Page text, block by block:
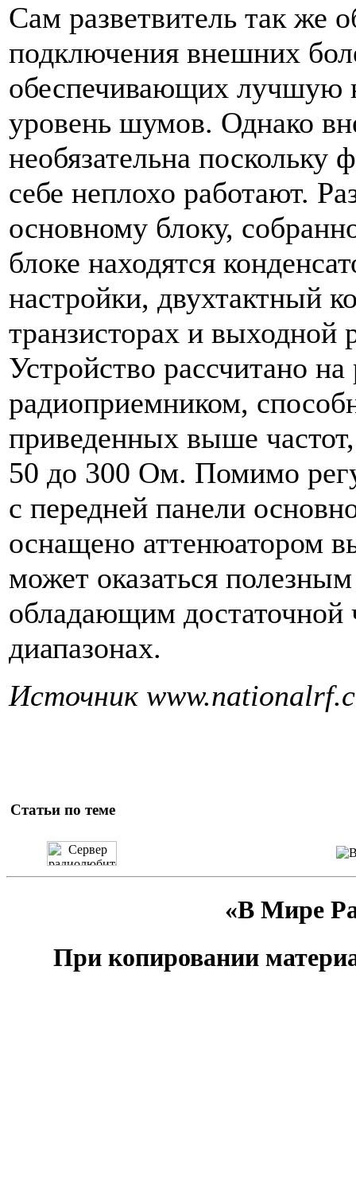
Сам разветвитель так же
подключения внешних
обеспечивающих лучшую
уровень шумов. Однако
необязательна
себе неплохо работают.
основному блоку,
блоке находятся
настройки, двухтактный
транзисторах и выходной
Устройство рассчитано
радиоприемником,
приведенных выше
50 до 300 Ом. Помимо
с передней панели
оснащено аттенюатором
может оказаться
обладающим достаточной
диапазонах.
Источник
Статьи по теме
«В Мире
При копировании